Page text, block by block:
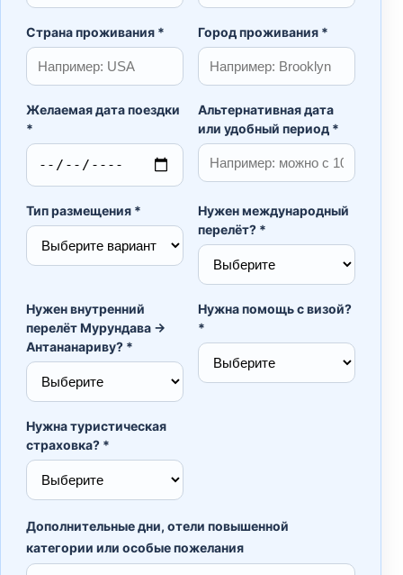
Страна проживания * Город проживания *
Желаемая дата поездки
*
Альтернативная дата
или удобный период *
Тип размещения *
Нужен международный
перелёт? *
Нужен внутренний
перелёт Мурундава →
Антананариву? *
Нужна помощь с визой?
*
Нужна туристическая
страховка? *
Дополнительные дни, отели повышенной
категории или особые пожелания